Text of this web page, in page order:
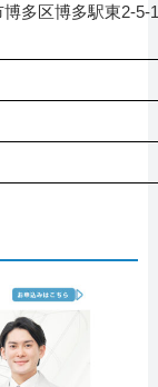
多区博多駅東2-5-